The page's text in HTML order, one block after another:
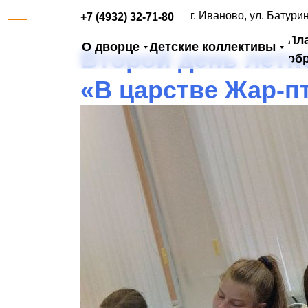
Детские коллективы
+7 (4932) 32-71-80 г. Иваново, ул.
О дворце
Второй день
«В царстве Жар-